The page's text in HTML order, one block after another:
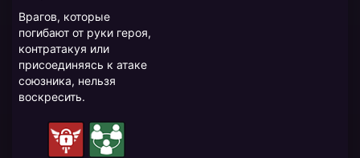
Врагов, которые
погибают от руки героя,
контратакуя или
присоединяясь к атаке
союзника, нельзя
воскресить.